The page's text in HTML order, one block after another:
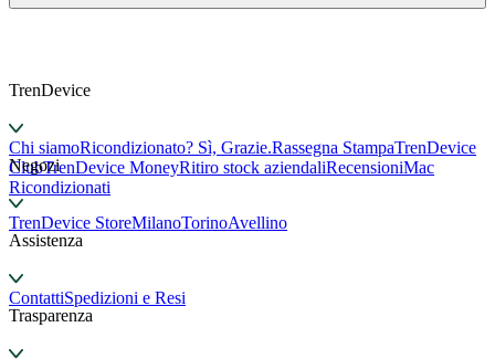
TrenDevice
Chi siamoRicondizionato? Sì, Grazie.Rassegna StampaTrenDevice
ClubTrenDevice MoneyRitiro stock aziendaliRecensioniMac
Ricondizionati
Negozi
TrenDevice StoreMilanoTorinoAvellino
Assistenza
ContattiSpedizioni e Resi
Trasparenza